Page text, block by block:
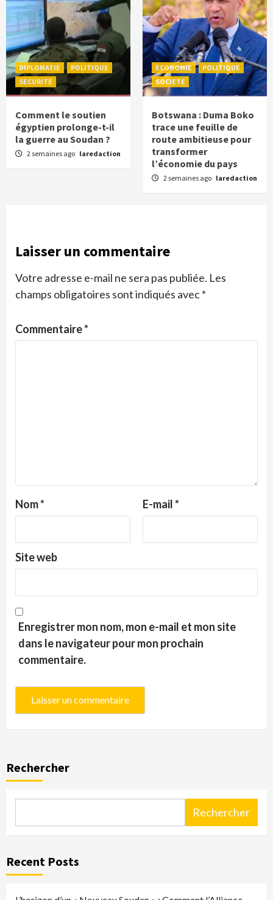
DIPLOMATIE
POLITIQUE
SECURITE
Comment le soutien
égyptien prolonge-t-il
la guerre au Soudan ?
2 semaines ago laredaction
ECONOMIE
POLITIQUE
SOCIETE
Botswana : Duma Boko
trace une feuille de
route ambitieuse pour
transformer
l’économie du pays
2 semaines ago laredaction
Laisser un commentaire
Votre adresse e-mail ne sera pas publiée. Les
champs obligatoires sont indiqués avec*
Commentaire*
Nom* E-mail*
Site web
Enregistrer mon nom, mon e-mail et mon site
dans le navigateur pour mon prochain
commentaire.
Rechercher
Rechercher
Recent Posts